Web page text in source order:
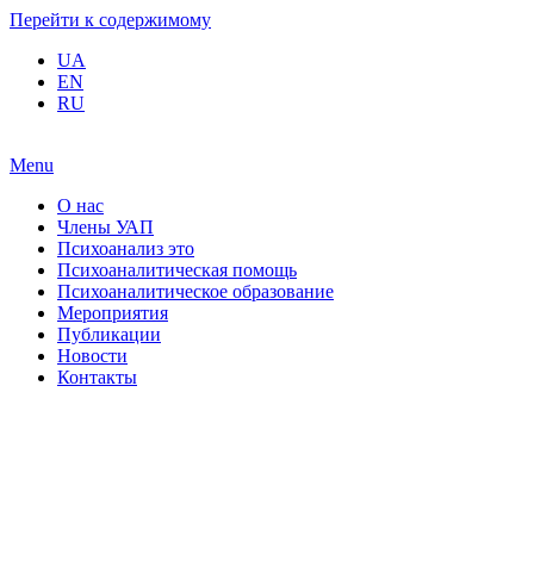
Перейти к содержимому
UA
EN
RU
Menu
О нас
Члены УАП
Психоанализ это
Психоаналитическая помощь
Психоаналитическое образование
Мероприятия
Публикации
Новости
Контакты